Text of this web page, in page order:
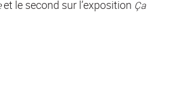
et le second sur l’exposition Ça